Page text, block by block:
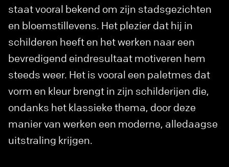
staat vooral bekend om zijn stadsgezichten
en bloemstillevens. Het plezier dat hij in
schilderen heeft en het werken naar een
bevredigend eindresultaat motiveren hem
steeds weer. Het is vooral een paletmes dat
vorm en kleur brengt in zijn schilderijen die,
ondanks het klassieke thema, door deze
manier van werken een moderne, alledaagse
uitstraling krijgen.